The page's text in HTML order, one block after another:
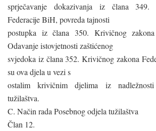
sprječavanje dokazivanja iz člana 349.
Federacije BiH, povreda tajnosti
postupka iz člana 350. Krivičnog
Odavanje istovjetnosti zaštićenog
svjedoka iz člana 352. Krivičnog zakona
su ova djela u vezi s
ostalim krivičnim djelima iz nadležnosti
tužilaštva.
C. Način rada Posebnog odjela tužilaštva
Član 12.